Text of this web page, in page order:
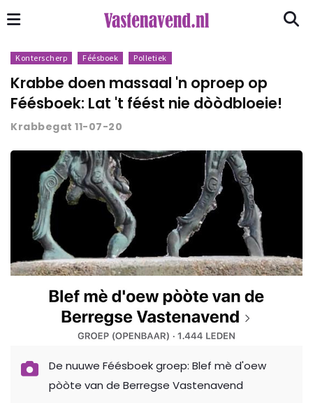
Konterscherp Féésboek Polletiek
Krabbe doen massaal 'n oproep op
Féésboek: Lat 't féést nie dòòdbloeie!
Krabbegat 11-07-20
De nuuwe Féésboek groep: Blef mè d'oew
pòòte van de Berregse Vastenavend